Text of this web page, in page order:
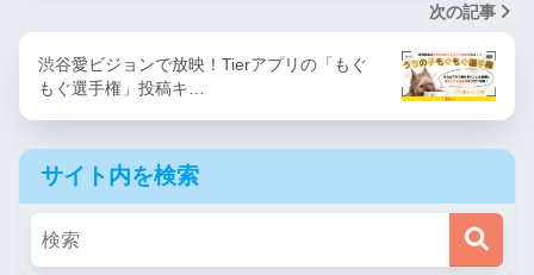
次の記事
渋谷愛ビジョンで放映！Tierアプリの「もぐ
もぐ選手権」投稿キ…
サイト内を検索